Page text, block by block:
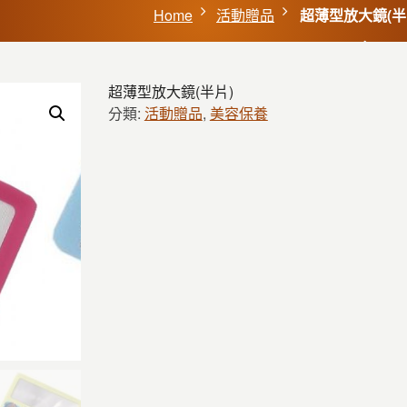
Home 活動贈品 超薄型放大鏡(
超薄型放大鏡(半片)
分類: 活動贈品, 美容保養